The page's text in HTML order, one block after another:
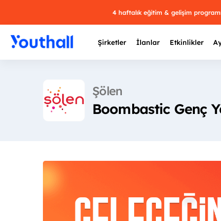
4 haftalık eğitim & gelişim
Şirketler İlanlar Etkinlikler
Şölen
Boombastic Genç